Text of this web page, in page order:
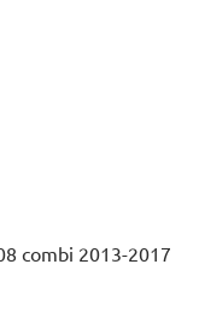
combi 2013-2017